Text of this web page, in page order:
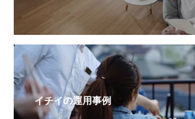
イチイの運用事例